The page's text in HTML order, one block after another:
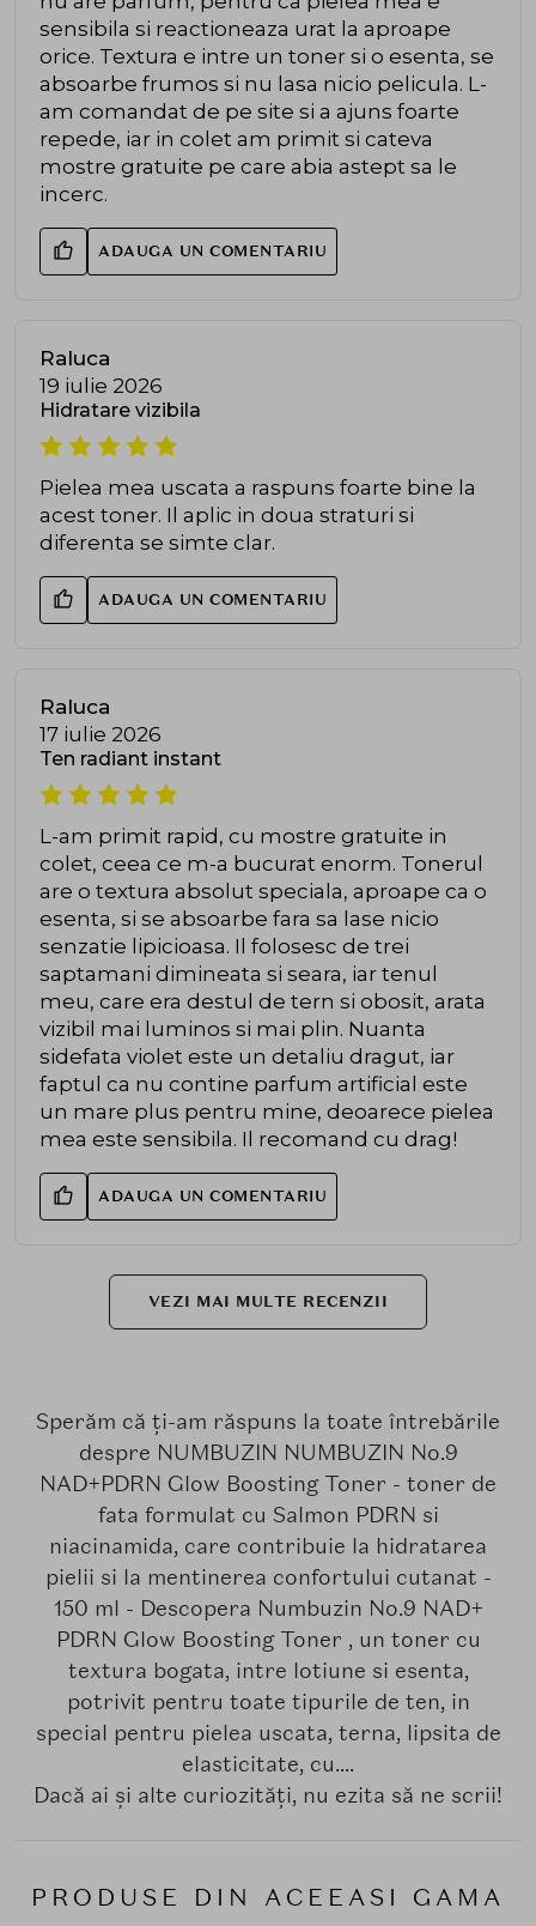
sensibila si reactioneaza urat la aproape
orice. Textura e intre un toner si o esenta, se
absoarbe frumos si nu lasa nicio pelicula. L-
am comandat de pe site si a ajuns foarte
repede, iar in colet am primit si cateva
mostre gratuite pe care abia astept sa le
incerc.
ADAUGA UN COMENTARIU
Raluca
19 iulie 2026
Hidratare vizibila
Pielea mea uscata a raspuns foarte bine la
acest toner. Il aplic in doua straturi si
diferenta se simte clar.
ADAUGA UN COMENTARIU
Raluca
17 iulie 2026
Ten radiant instant
L-am primit rapid, cu mostre gratuite in
colet, ceea ce m-a bucurat enorm. Tonerul
are o textura absolut speciala, aproape ca o
esenta, si se absoarbe fara sa lase nicio
senzatie lipicioasa. Il folosesc de trei
saptamani dimineata si seara, iar tenul
meu, care era destul de tern si obosit, arata
vizibil mai luminos si mai plin. Nuanta
sidefata violet este un detaliu dragut, iar
faptul ca nu contine parfum artificial este
un mare plus pentru mine, deoarece pielea
mea este sensibila. Il recomand cu drag!
ADAUGA UN COMENTARIU
VEZI MAI MULTE RECENZII
Sperăm că ți-am răspuns la toate întrebările
despre NUMBUZIN NUMBUZIN No.9
NAD+PDRN Glow Boosting Toner - toner de
fata formulat cu Salmon PDRN si
niacinamida, care contribuie la hidratarea
pielii si la mentinerea confortului cutanat -
150 ml - Descopera Numbuzin No.9 NAD+
PDRN Glow Boosting Toner , un toner cu
textura bogata, intre lotiune si esenta,
potrivit pentru toate tipurile de ten, in
special pentru pielea uscata, terna, lipsita de
elasticitate, cu....
Dacă ai și alte curiozități, nu ezita să ne scrii!
PRODUSE DIN ACEEASI GAMA